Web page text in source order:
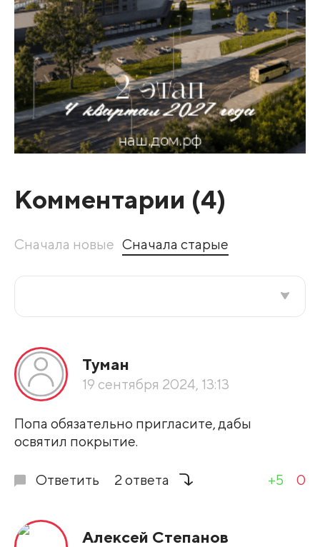
Комментарии (4)
Сначала новые Сначала старые
По рейтингу
Развернуть все
Туман
19 сентября 2024, 13:13
Попа обязательно пригласите, дабы
освятил покрытие.
Ответить 2 ответа +5 0
Алексей Степанов